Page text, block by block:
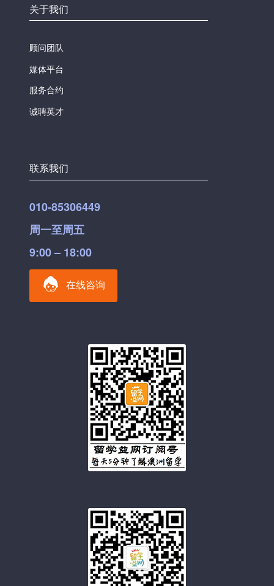
关于我们
顾问团队
媒体平台
服务合约
诚聘英才
联系我们
010-85306449
周一至周五
9:00 – 18:00
在线咨询